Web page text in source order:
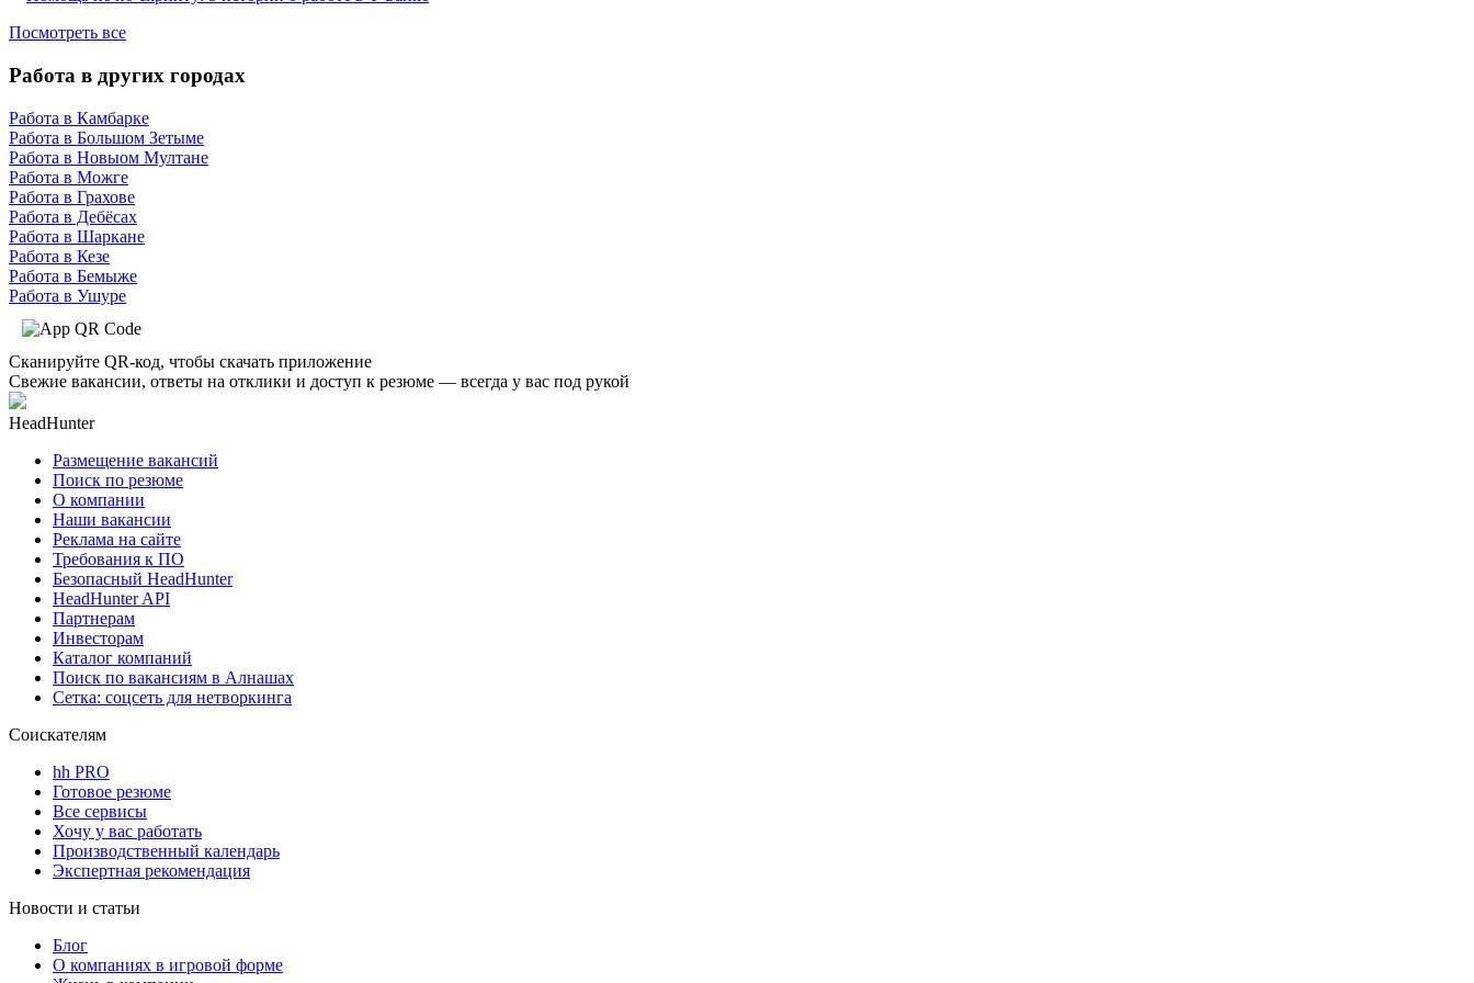
Посмотреть все
Работа в других городах
Работа в Камбарке
Работа в Большом Зетыме
Работа в Новыом Мултане
Работа в Можге
Работа в Грахове
Работа в Дебёсах
Работа в Шаркане
Работа в Кезе
Работа в Бемыже
Работа в Ушуре
Сканируйте QR-код, чтобы скачать приложение
Свежие вакансии, ответы на отклики и доступ к резюме — всегда у вас под рукой
HeadHunter
Размещение вакансий
Поиск по резюме
О компании
Наши вакансии
Реклама на сайте
Требования к ПО
Безопасный HeadHunter
HeadHunter API
Партнерам
Инвесторам
Каталог компаний
Поиск по вакансиям в Алнашах
Сетка: соцсеть для нетворкинга
Соискателям
hh PRO
Готовое резюме
Все сервисы
Хочу у вас работать
Производственный календарь
Экспертная рекомендация
Новости и статьи
Блог
О компаниях в игровой форме